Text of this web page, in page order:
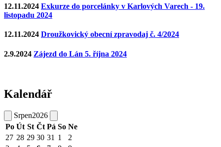
12.11.2024 Exkurze do porcelánky v Karlových Varech - 19.
listopadu 2024
12.11.2024 Droužkovický obecní zpravodaj č. 4/2024
2.9.2024 Zájezd do Lán 5. října 2024
Kalendář
Srpen2026
Po Út St Čt Pá So Ne
27 28 29 30 31 1
2